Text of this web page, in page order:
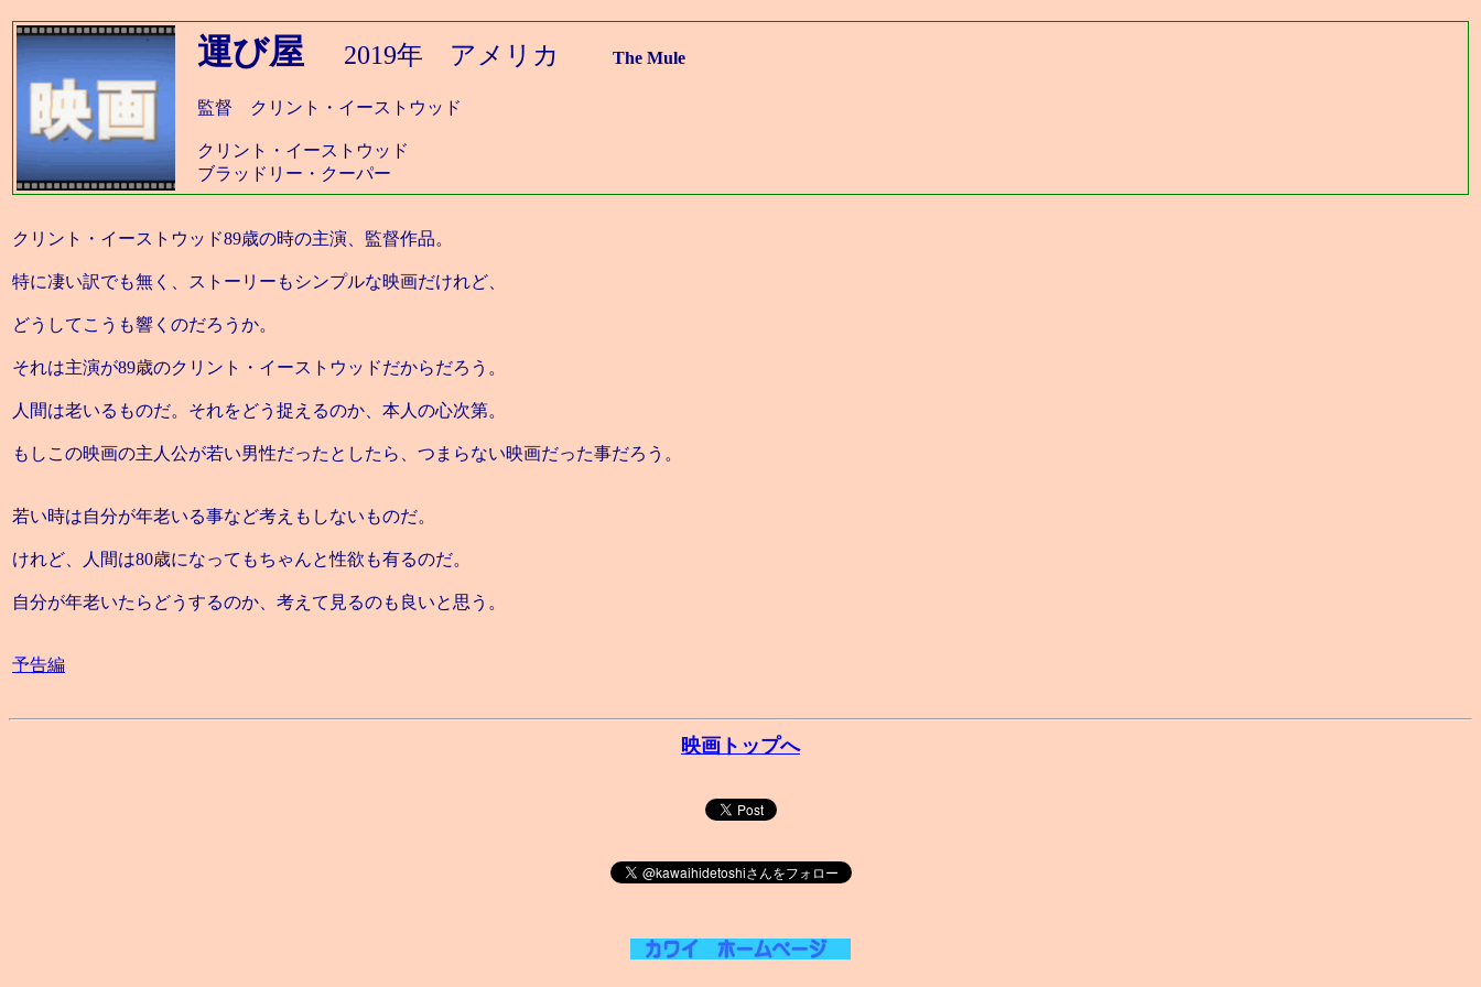
運び屋 2019年 アメリカ The Mule
監督 クリント・イーストウッド
クリント・イーストウッド
ブラッドリー・クーパー
クリント・イーストウッド89歳の時の主演、監督作品。
特に凄い訳でも無く、ストーリーもシンプルな映画だけれど、
どうしてこうも響くのだろうか。
それは主演が89歳のクリント・イーストウッドだからだろう。
人間は老いるものだ。それをどう捉えるのか、本人の心次第。
もしこの映画の主人公が若い男性だったとしたら、つまらない映画だった事だろう。
若い時は自分が年老いる事など考えもしないものだ。
けれど、人間は80歳になってもちゃんと性欲も有るのだ。
自分が年老いたらどうするのか、考えて見るのも良いと思う。
予告編
映画トップへ